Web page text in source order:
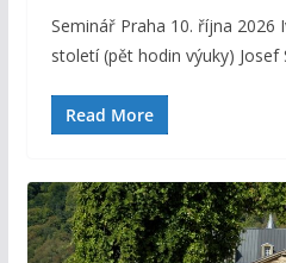
Seminář Praha 10. října 2026
století (pět hodin výuky) Josef
Read More